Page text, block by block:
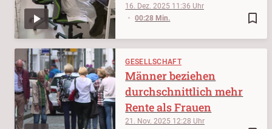
bookmark_border
16. Dez. 2025 11:36
00:28 Min.
GESELLSCHAFT
21. Nov. 2025 12:28
Männer beziehen
durchschnittlich mehr
Rente als Frauen